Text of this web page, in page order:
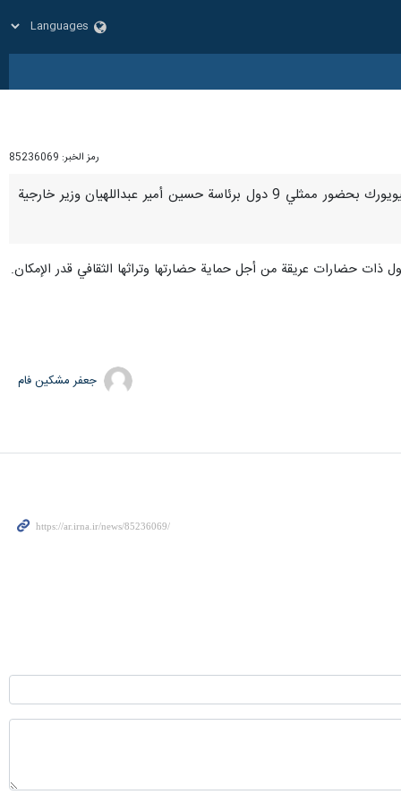
رمز الخبر: 85236069
نيويورك / 22 ايلول / سبتمبر/ارنا- انعقد اجتماع الدول ذات الحضارات القديمة في مقر منظمة الأمم المتحدة بنيويورك بحضور ممثلي 9 دول برئاسة حسين أمير عبداللهيان وزير خارجية
جعفر مشکین فام